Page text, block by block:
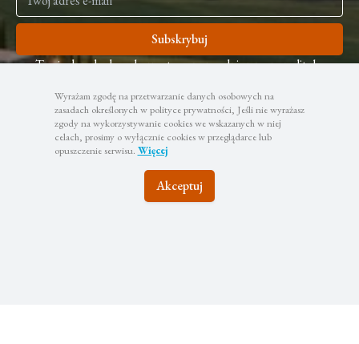
Wyrażam zgodę na przetwarzanie danych osobowych na
zasadach określonych w polityce prywatności, Jeśli nie wyrażasz
zgody na wykorzystywanie cookies we wskazanych w niej
celach, prosimy o wyłącznie cookies w przeglądarce lub
opuszczenie serwisu. Więcej
Akceptuj
Subskrybuj
Twoje dane będą wykorzystywane zgodnie z naszą polityką